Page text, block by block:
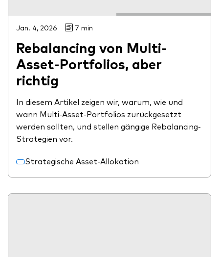
Jan. 4, 2026 7 min
Rebalancing von Multi-
Asset-Portfolios, aber
richtig
In diesem Artikel zeigen wir, warum, wie und
wann Multi-Asset-Portfolios zurückgesetzt
werden sollten, und stellen gängige Rebalancing-
Strategien vor.
Strategische Asset-Allokation